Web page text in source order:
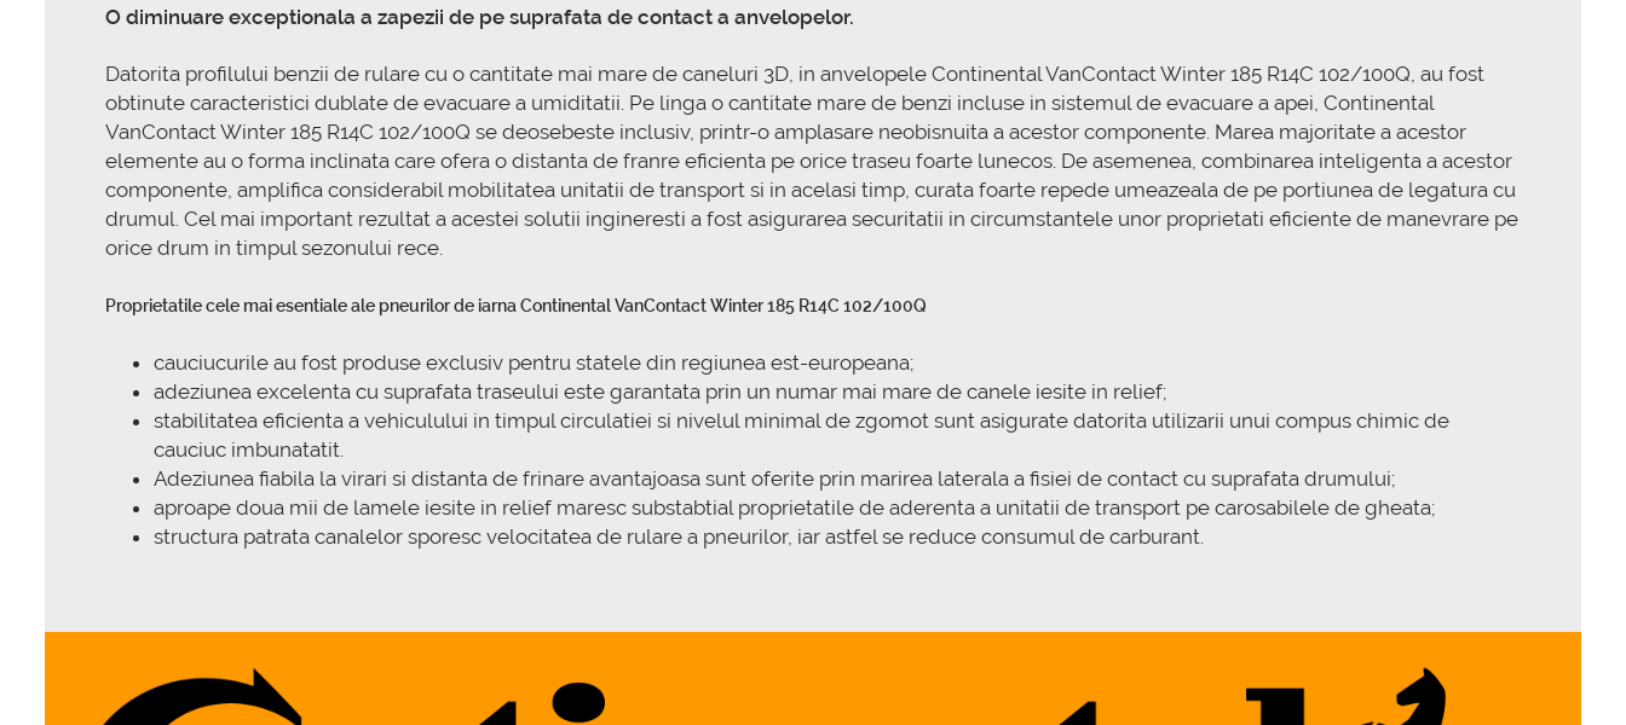
O diminuare exceptionala a zapezii de pe suprafata de contact a anvelopelor.
Datorita profilului benzii de rulare cu o cantitate mai mare de caneluri 3D, in anvelopele Continental VanContact Winter 185 R14C 102/100Q, au fost
obtinute caracteristici dublate de evacuare a umiditatii. Pe linga o cantitate mare de benzi incluse in sistemul de evacuare a apei, Continental
VanContact Winter 185 R14C 102/100Q se deosebeste inclusiv, printr-o amplasare neobisnuita a acestor componente. Marea majoritate a acestor
elemente au o forma inclinata care ofera o distanta de franre eficienta pe orice traseu foarte lunecos. De asemenea, combinarea inteligenta a acestor
componente, amplifica considerabil mobilitatea unitatii de transport si in acelasi timp, curata foarte repede umeazeala de pe portiunea de legatura cu
drumul. Cel mai important rezultat a acestei solutii ingineresti a fost asigurarea securitatii in circumstantele unor proprietati eficiente de manevrare pe
orice drum in timpul sezonului rece.
Proprietatile cele mai esentiale ale pneurilor de iarna Continental VanContact Winter 185 R14C 102/100Q
cauciucurile au fost produse exclusiv pentru statele din regiunea est-europeana;
adeziunea excelenta cu suprafata traseului este garantata prin un numar mai mare de canele iesite in relief;
stabilitatea eficienta a vehiculului in timpul circulatiei si nivelul minimal de zgomot sunt asigurate datorita utilizarii unui compus chimic de
cauciuc imbunatatit.
Adeziunea fiabila la virari si distanta de frinare avantajoasa sunt oferite prin marirea laterala a fisiei de contact cu suprafata drumului;
aproape doua mii de lamele iesite in relief maresc substabtial proprietatile de aderenta a unitatii de transport pe carosabilele de gheata;
structura patrata canalelor sporesc velocitatea de rulare a pneurilor, iar astfel se reduce consumul de carburant.